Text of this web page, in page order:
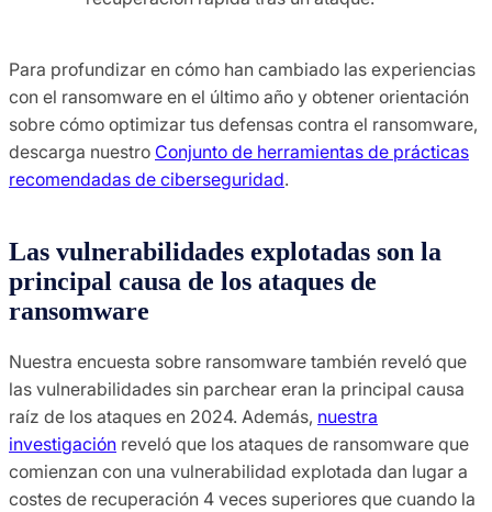
Para profundizar en cómo han cambiado las experiencias
con el ransomware en el último año y obtener orientación
sobre cómo optimizar tus defensas contra el ransomware,
descarga nuestro Conjunto de herramientas de prácticas
recomendadas de ciberseguridad.
Las vulnerabilidades explotadas son la
principal causa de los ataques de
ransomware
Nuestra encuesta sobre ransomware también reveló que
las vulnerabilidades sin parchear eran la principal causa
raíz de los ataques en 2024. Además, nuestra
investigación reveló que los ataques de ransomware que
comienzan con una vulnerabilidad explotada dan lugar a
costes de recuperación 4 veces superiores que cuando la